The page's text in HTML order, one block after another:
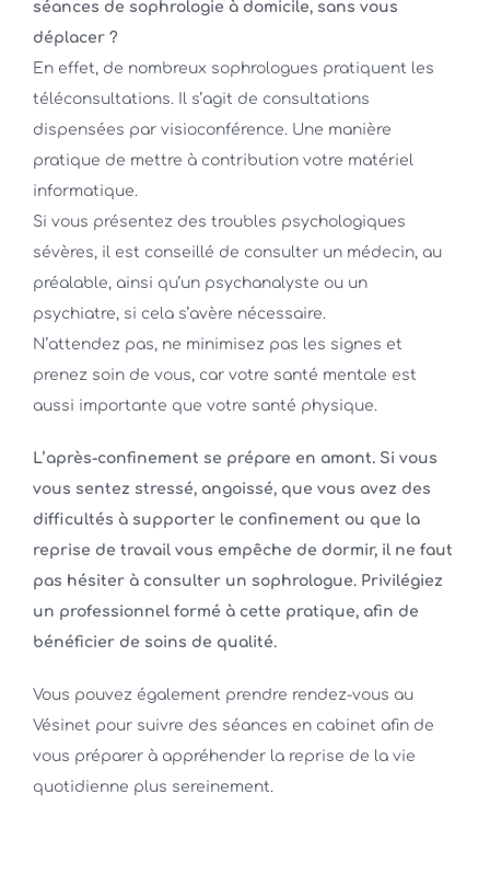
séances de sophrologie à domicile, sans vous
déplacer ?
En effet, de nombreux sophrologues pratiquent les
téléconsultations. Il s’agit de consultations
dispensées par visioconférence. Une manière
pratique de mettre à contribution votre matériel
informatique.
Si vous présentez des troubles psychologiques
sévères, il est conseillé de consulter un médecin, au
préalable, ainsi qu’un psychanalyste ou un
psychiatre, si cela s’avère nécessaire.
N’attendez pas, ne minimisez pas les signes et
prenez soin de vous, car votre santé mentale est
aussi importante que votre santé physique.
L’après-confinement se prépare en amont. Si vous
vous sentez stressé, angoissé, que vous avez des
difficultés à supporter le confinement ou que la
reprise de travail vous empêche de dormir, il ne faut
pas hésiter à consulter un sophrologue. Privilégiez
un professionnel formé à cette pratique, afin de
bénéficier de soins de qualité.
Vous pouvez également prendre rendez-vous au
Vésinet pour suivre des séances en cabinet afin de
vous préparer à appréhender la reprise de la vie
quotidienne plus sereinement.